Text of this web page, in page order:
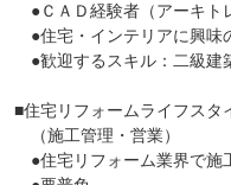
●ＣＡＤ経験者（アーキト
●住宅・インテリアに興味
●歓迎するスキル：二級建
■住宅リフォームライフスタ
（施工管理・営業）
●住宅リフォーム業界で施